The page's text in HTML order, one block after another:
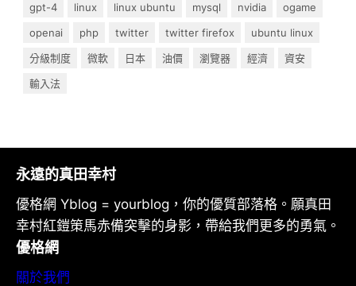
gpt-4
linux linux ubuntu mysql nvidia
ogame
openai
php twitter twitter firefox
ubuntu linux
分級制度
微軟 日本 油價 瀏覽器 經濟
資安
輸入法
永遠的真田幸村
優格網 Yblog = yourblog，你的優質部落格。願真田
幸村紅鎧策馬赤備突擊的身影，帶給我們更多的勇氣。
優格網
關於我們